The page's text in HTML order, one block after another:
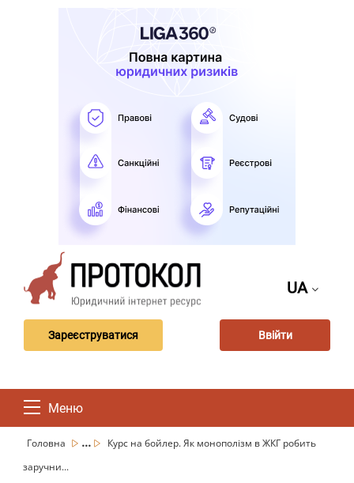
UA
Зареєструватися Ввійти
Меню
Головна ...
Курс на бойлер. Як монополізм в ЖКГ робить
заручни...